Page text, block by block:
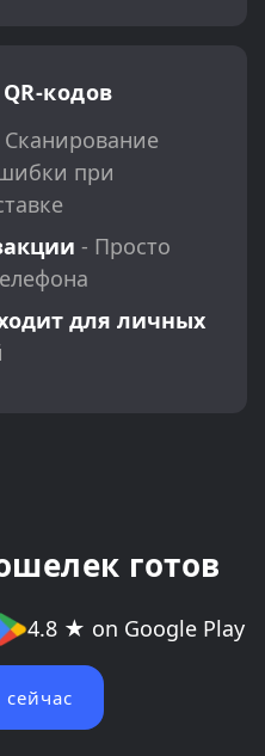
кодов
при
- Просто
для личных
готов
4.8 ★ on Google Play
сейчас